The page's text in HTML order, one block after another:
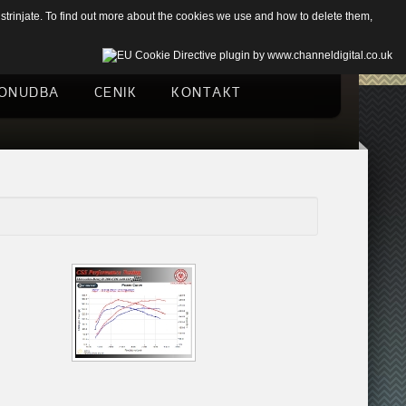
CENIK KONTAKT
To find out more about the cookies we use and how to delete them,